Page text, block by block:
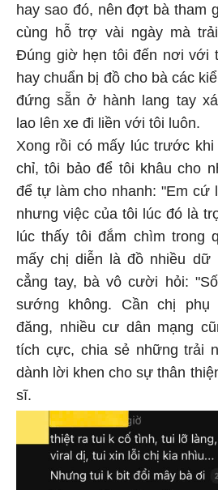
hay sao đó, nên đợt bà tham
cùng hỗ trợ vài ngày mà
Đúng giờ hẹn tôi đến nơi với
hay chuẩn bị đồ cho bà các
đứng sẵn ở hành lang tay
lao lên xe đi liền với tôi luôn.
Xong rồi có mấy lúc trước
chỉ, tôi bảo để tôi khâu cho
để tự làm cho nhanh: "Em cứ
nhưng việc của tôi lúc đó là
lúc thấy tôi đắm chìm trong
mấy chị diễn là đồ nhiều dữ
cẳng tay, bà vô cười hỏi:
sướng không. Cần chị phụ
đăng, nhiều cư dân mạng
tích cực, chia sẻ những trải
dành lời khen cho sự thân
sĩ.